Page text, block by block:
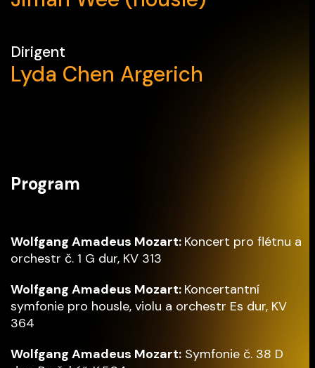
Dirigent
Lyda Chen Argerich
Program
Wolfgang Amadeus Mozart: Koncert pro flétnu a
orchestr č. 1 G dur, KV 313
Wolfgang Amadeus Mozart: Koncertantní
symfonie pro housle, violu a orchestr Es dur, KV
364
Wolfgang Amadeus Mozart: Symfonie č. 38 D